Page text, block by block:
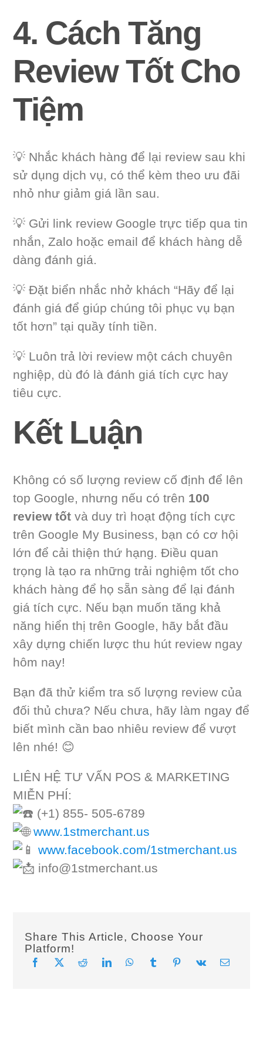
4. Cách Tăng
Review Tốt Cho
Tiệm
💡 Nhắc khách hàng để lại review sau khi
sử dụng dịch vụ, có thể kèm theo ưu đãi
nhỏ như giảm giá lần sau.
💡 Gửi link review Google trực tiếp qua tin
nhắn, Zalo hoặc email để khách hàng dễ
dàng đánh giá.
💡 Đặt biển nhắc nhở khách “Hãy để lại
đánh giá để giúp chúng tôi phục vụ bạn
tốt hơn” tại quầy tính tiền.
💡 Luôn trả lời review một cách chuyên
nghiệp, dù đó là đánh giá tích cực hay
tiêu cực.
Kết Luận
Không có số lượng review cố định để lên
top Google, nhưng nếu có trên 100
review tốt và duy trì hoạt động tích cực
trên Google My Business, bạn có cơ hội
lớn để cải thiện thứ hạng. Điều quan
trọng là tạo ra những trải nghiệm tốt cho
khách hàng để họ sẵn sàng để lại đánh
giá tích cực. Nếu bạn muốn tăng khả
năng hiển thị trên Google, hãy bắt đầu
xây dựng chiến lược thu hút review ngay
hôm nay!
Bạn đã thử kiểm tra số lượng review của
đối thủ chưa? Nếu chưa, hãy làm ngay để
biết mình cần bao nhiêu review để vượt
lên nhé! 😊
LIÊN HỆ TƯ VẤN POS & MARKETING
MIỄN PHÍ:
(+1) 855- 505-6789
www.1stmerchant.us
www.facebook.com/1stmerchant.us
info@1stmerchant.us
Share This Article, Choose Your
Platform!